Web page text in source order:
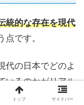
統的な存在を現代
点です。
代の日本でどのよ
いるのかがリアル
トップ サイドバー